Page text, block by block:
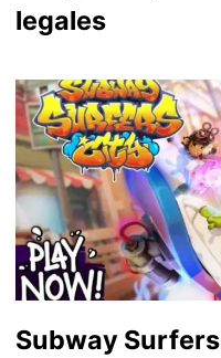
legales
Subway